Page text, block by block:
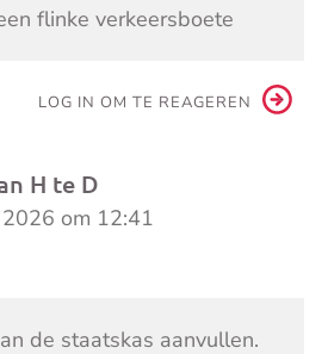
flinke verkeersboete
LOG IN OM TE REAGEREN
H te D
om 12:41
de staatskas aanvullen.